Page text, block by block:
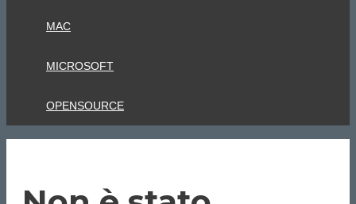
MAC
MICROSOFT
OPENSOURCE